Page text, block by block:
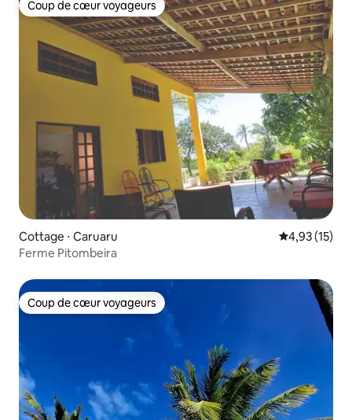
Coup de cœur voyageurs
Coup de cœur voyageurs
Cottage ⋅ Caruaru Évaluation
4,93 (15)
Ferme Pitombeira
Coup de cœur voyageurs
Coup de cœur voyageurs